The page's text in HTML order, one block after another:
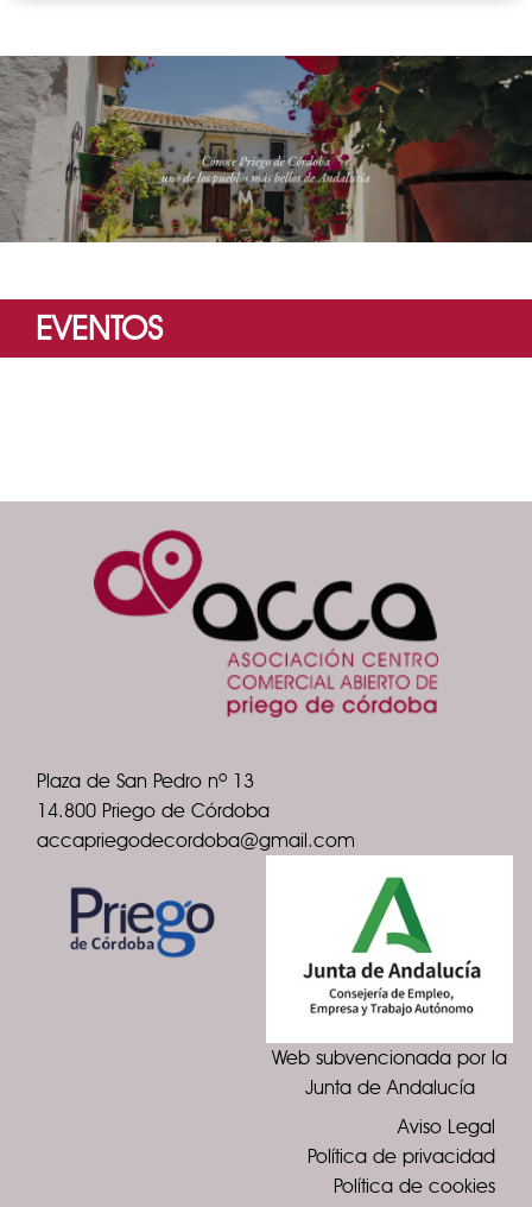
EVENTOS
Plaza de San Pedro nº 13
14.800 Priego de Córdoba
accapriegodecordoba@gmail.com
Web subvencionada por la
Junta de Andalucía
Aviso Legal
Política de privacidad
Política de cookies